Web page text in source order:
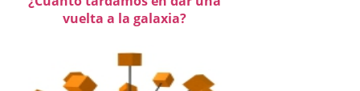
vuelta a la galaxia?